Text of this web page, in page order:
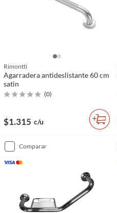
Rimontti
Agarradera antideslistante 60 cm
satin
(0)
$1.315 c/u
comparar